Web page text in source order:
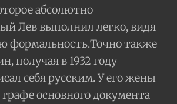
абсолютно
Лев выполнил легко, видя
формальность.Точно также
получая в 1932 году
себя русским. У его жены
основного документа